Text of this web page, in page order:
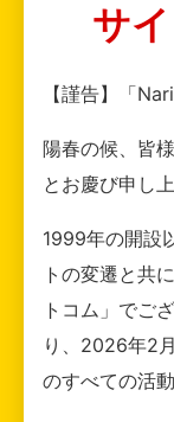
サ
【謹告】「
陽春の候、皆
とお慶び申し上
1999年の開設
トの変遷と共
トコム」でご
り、2026年2
のすべての活